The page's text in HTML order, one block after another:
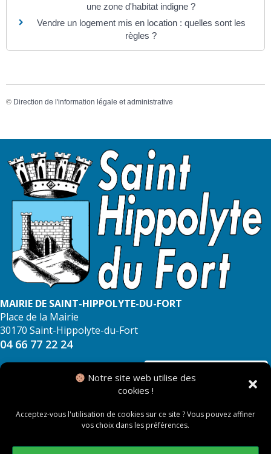
Notre site web utilise des
cookies !
Acceptez-vous l'utilisation de cookies sur ce site ? Vous pouvez affiner
vos choix dans les préférences.
une zone d'habitat indigne ?
Vendre un logement mis en location : quelles sont les
règles ?
© Direction de l'information légale et administrative
MAIRIE DE SAINT-HIPPOLYTE-DU-FORT
Place de la Mairie
30170 Saint-Hippolyte-du-Fort
04 66 77 22 24
NOUS CONTACTER